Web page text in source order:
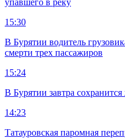
15:30
В Бурятии водитель
смерти трех пассажиров
15:24
В Бурятии завтра сохранится
14:23
Татауровская паромная